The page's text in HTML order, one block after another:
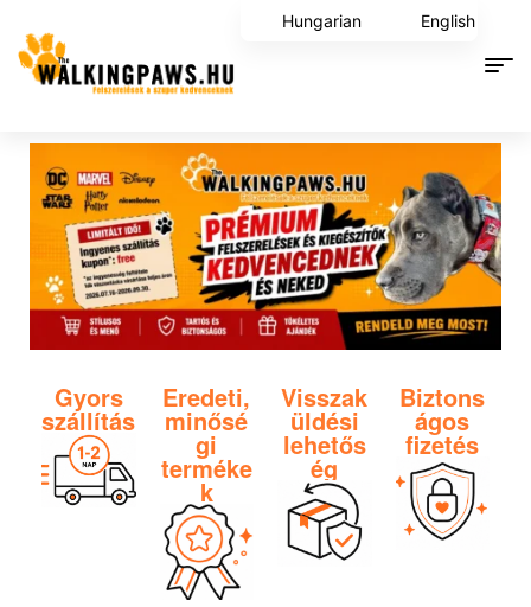
Gyors
szállítás
Eredeti,
minősé
gi
terméke
k
Visszak
üldési
lehetős
ég
Biztons
ágos
fizetés
Hungarian English